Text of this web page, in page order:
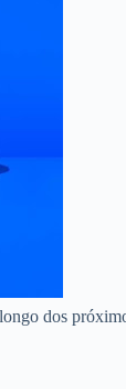
dos